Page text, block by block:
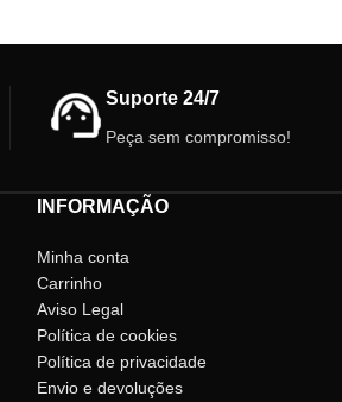
Suporte 24/7
Peça sem compromisso!
INFORMAÇÃO
Minha conta
Carrinho
Aviso Legal
Política de cookies
Política de privacidade
Envio e devoluções